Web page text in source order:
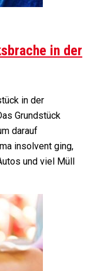
in der
in der
Grundstück
darauf
insolvent ging,
und viel Müll